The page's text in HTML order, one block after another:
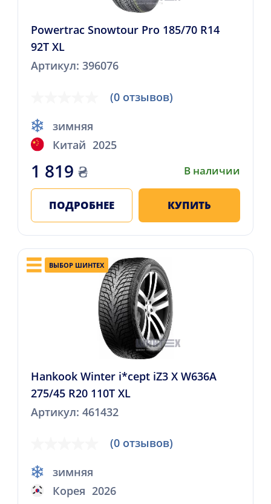
Powertrac Snowtour Pro 185/70 R14
92T XL
Артикул: 396076
(0 отзывов)
зимняя
Китай 2025
1 819 ₴ В наличии
ПОДРОБНЕЕ КУПИТЬ
ВЫБОР ШИНТЕХ
Hankook Winter i*cept iZ3 X W636A
275/45 R20 110T XL
Артикул: 461432
(0 отзывов)
зимняя
Корея 2026